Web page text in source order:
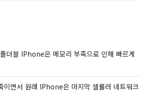
더블 IPhone은 메모리 부족으로 인해 빠르게
면서 원래 IPhone은 마지막 셀룰러 네트워크